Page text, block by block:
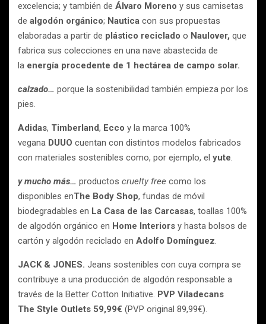
excelencia; y también de Álvaro Moreno y sus camisetas
de algodón orgánico; Nautica con sus propuestas
elaboradas a partir de plástico reciclado o Naulover, que
fabrica sus colecciones en una nave abastecida de
la energía procedente de 1 hectárea de campo solar.
calzado… porque la sostenibilidad también empieza por los
pies.
Adidas, Timberland, Ecco y la marca 100%
vegana DUUO cuentan con distintos modelos fabricados
con materiales sostenibles como, por ejemplo, el yute.
y mucho más… productos cruelty free como los
disponibles enThe Body Shop, fundas de móvil
biodegradables en La Casa de las Carcasas, toallas 100%
de algodón orgánico en Home Interiors y hasta bolsos de
cartón y algodón reciclado en Adolfo Domínguez.
JACK & JONES. Jeans sostenibles con cuya compra se
contribuye a una producción de algodón responsable a
través de la Better Cotton Initiative. PVP Viladecans
The Style Outlets 59,99€ (PVP original 89,99€).